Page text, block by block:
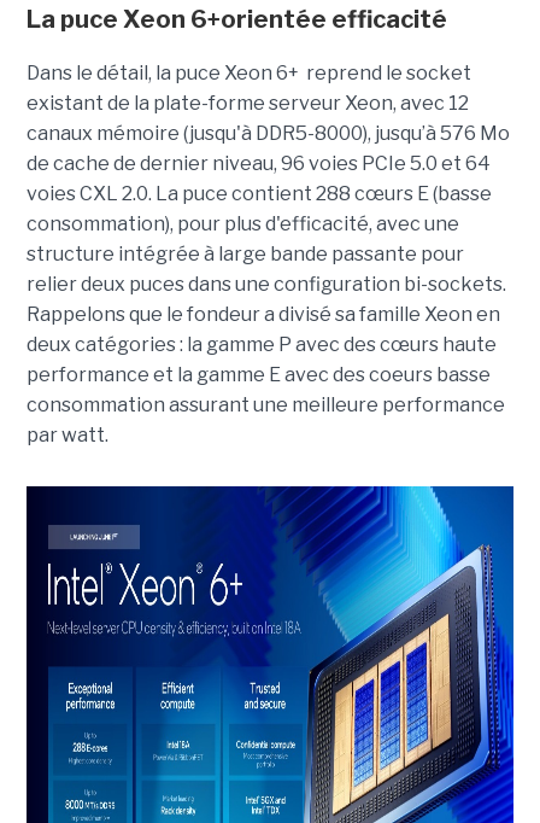
La puce Xeon 6+orientée efficacité
Dans le détail, la puce Xeon 6+ reprend le socket
existant de la plate-forme serveur Xeon, avec 12
canaux mémoire (jusqu'à DDR5-8000), jusqu’à 576 Mo
de cache de dernier niveau, 96 voies PCIe 5.0 et 64
voies CXL 2.0. La puce contient 288 cœurs E (basse
consommation), pour plus d'efficacité, avec une
structure intégrée à large bande passante pour
relier deux puces dans une configuration bi-sockets.
Rappelons que le fondeur a divisé sa famille Xeon en
deux catégories : la gamme P avec des cœurs haute
performance et la gamme E avec des coeurs basse
consommation assurant une meilleure performance
par watt.